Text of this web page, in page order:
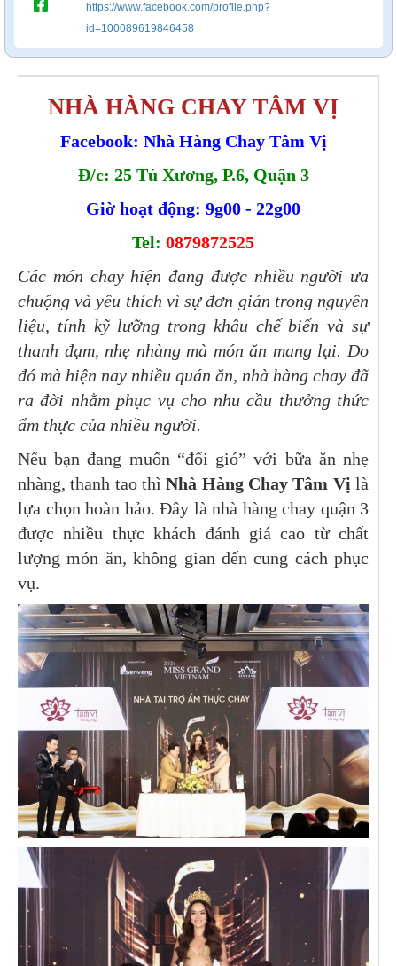
https://www.facebook.com/profile.php?
id=100089619846458
NHÀ HÀNG CHAY TÂM VỊ
Facebook: Nhà Hàng Chay Tâm Vị
Đ/c: 25 Tú Xương, P.6, Quận 3
Giờ hoạt động: 9g00 - 22g00
Tel: 0879872525
Các món chay hiện đang được nhiều người ưa
chuộng và yêu thích vì sự đơn giản trong nguyên
liệu, tính kỹ lưỡng trong khâu chế biến và sự
thanh đạm, nhẹ nhàng mà món ăn mang lại. Do
đó mà hiện nay nhiều quán ăn, nhà hàng chay đã
ra đời nhằm phục vụ cho nhu cầu thưởng thức
ẩm thực của nhiều người.
Nếu bạn đang muốn “đổi gió” với bữa ăn nhẹ
nhàng, thanh tao thìNhà Hàng Chay Tâm Vị là
lựa chọn hoàn hảo. Đây là nhà hàng chay quận 3
được nhiều thực khách đánh giá cao từ chất
lượng món ăn, không gian đến cung cách phục
vụ.